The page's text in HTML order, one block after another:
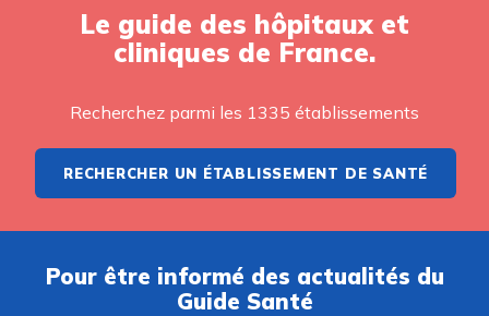
Le guide des hôpitaux et
cliniques de France.
Recherchez parmi les 1335 établissements
RECHERCHER UN ÉTABLISSEMENT DE SANTÉ
Pour être informé des actualités du
Guide Santé